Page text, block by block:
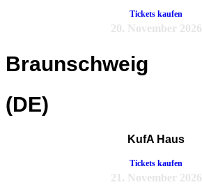
Tickets kaufen
20. November 2026
Braunschweig
(DE)
KufA Haus
Tickets kaufen
21. November 2026